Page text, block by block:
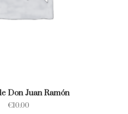
Don Juan Ramón
€10.00